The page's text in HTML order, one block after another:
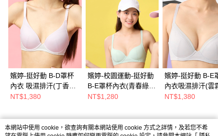
嬪婷-挺好動 B-D罩杯
內衣 吸濕排汗(丁香紫)
BB3995L6
NT$1,380
嬪婷-校園運動-挺好動
B-E罩杯內衣(青春綠)-
BB3663C6
NT$1,280
嬪婷-挺好動 B-E
內衣吸濕排汗(雲
BB3667FX
NT$1,380
熱門標籤
本網站中使用 cookie，欲查詢有關本網站使用 cookie 方式之詳情，及若您不希